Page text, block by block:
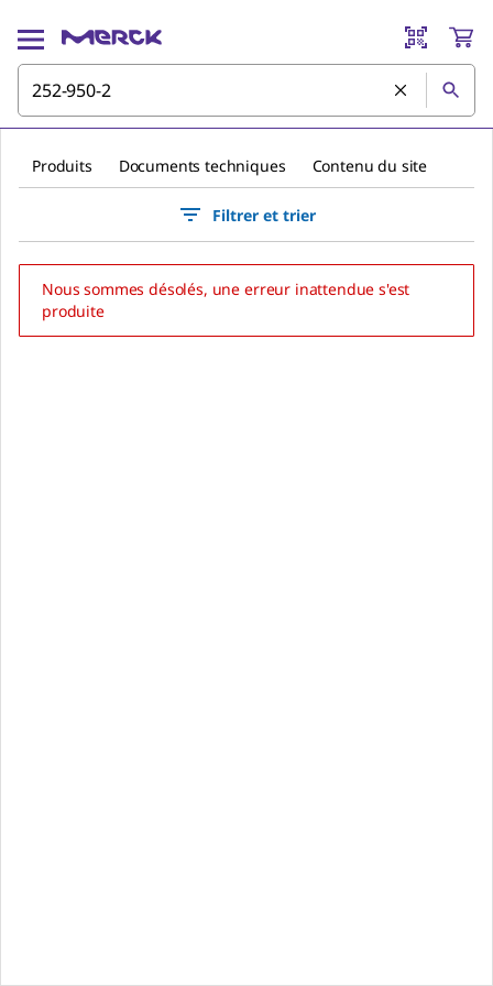
Produits Documents techniques Contenu du site
Filtrer et trier
Nous sommes désolés, une erreur inattendue s'est
produite